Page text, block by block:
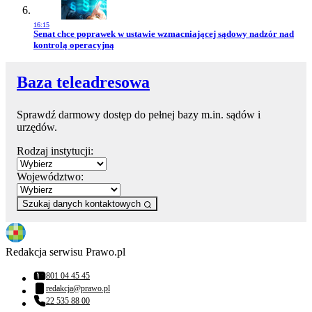
16:15
Przejdź do artykułu:
Senat chce poprawek w ustawie wzmacniającej sądowy nadzór nad
kontrolą operacyjną
Baza teleadresowa
Sprawdź darmowy dostęp do pełnej bazy m.in. sądów i
urzędów.
Rodzaj instytucji:
Województwo:
Szukaj danych kontaktowych
Redakcja serwisu Prawo.pl
Numer telefonu:
801 04 45 45
Adres email:
redakcja@prawo.pl
Numer telefonu:
22 535 88 00